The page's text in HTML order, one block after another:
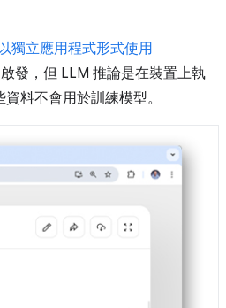
獨立應用程式形式使用
發，但 LLM 推論是在裝置上執
料不會用於訓練模型。